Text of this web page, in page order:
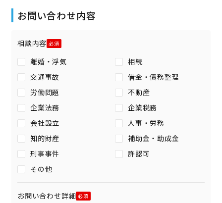
お問い合わせ内容
相談内容
離婚・浮気
相続
交通事故
借金・債務整理
労働問題
不動産
企業法務
企業税務
会社設立
人事・労務
知的財産
補助金・助成金
刑事事件
許認可
その他
お問い合わせ詳細